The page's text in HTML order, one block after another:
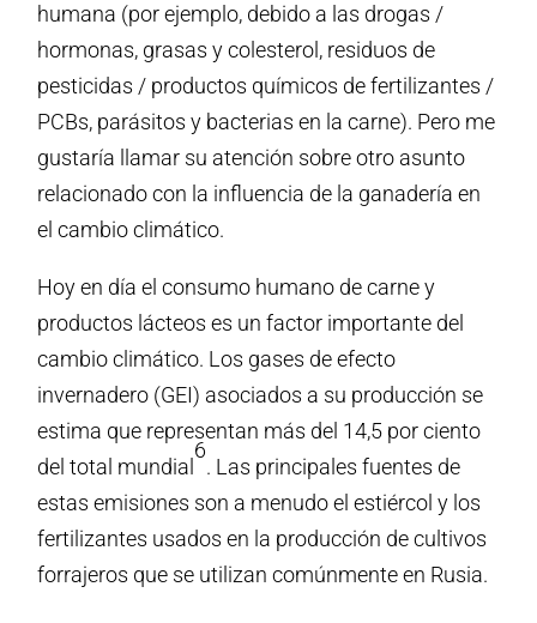
humana (por ejemplo, debido a las drogas /
hormonas, grasas y colesterol, residuos de
pesticidas / productos químicos de fertilizantes /
PCBs, parásitos y bacterias en la carne). Pero me
gustaría llamar su atención sobre otro asunto
relacionado con la influencia de la ganadería en
el cambio climático.
Hoy en día el consumo humano de carne y
productos lácteos es un factor importante del
cambio climático. Los gases de efecto
invernadero (GEI) asociados a su producción se
estima que representan más del 14,5 por ciento
del total mundial
6
. Las principales fuentes de
estas emisiones son a menudo el estiércol y los
fertilizantes usados en la producción de cultivos
forrajeros que se utilizan comúnmente en Rusia.